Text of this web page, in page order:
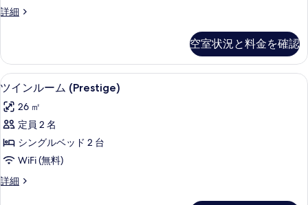
ガ
ン
ビ
ュ
ー
の
す
べ
て
1
デ
ン
ビ
ュ
ー
の
細
ン
ー
ム
の
す
べ
て
の
写
詳細
ス
ア
ツ
イ
ル
ー
の
詳
空室状況と料金を確認
ツ
イ
ン
ル
ー
ム
(Prestige)
1 室のベッドルーム、高級寝具、羽
6
ツインルーム (Prestige)
26 ㎡
定員 2 名
シングルベッド 2 台
WiFi (無料)
詳細
ツ